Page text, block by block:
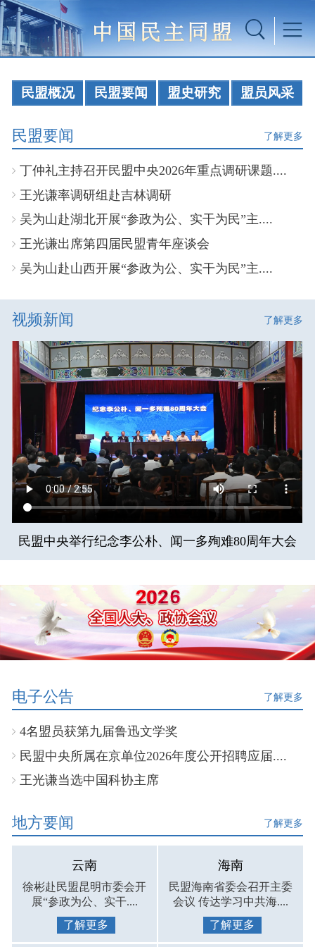
民盟概况 民盟要闻 盟史研究 盟员风采
民盟要闻 了解更多
丁仲礼主持召开民盟中央2026年重点调研课题....
王光谦率调研组赴吉林调研
吴为山赴湖北开展“参政为公、实干为民”主....
王光谦出席第四届民盟青年座谈会
吴为山赴山西开展“参政为公、实干为民”主....
视频新闻 了解更多
民盟中央举行纪念李公朴、闻一多殉难80周年大会
电子公告 了解更多
4名盟员获第九届鲁迅文学奖
民盟中央所属在京单位2026年度公开招聘应届....
王光谦当选中国科协主席
地方要闻 了解更多
云南
徐彬赴民盟昆明市委会开
展“参政为公、实干....
了解更多
海南
民盟海南省委会召开主委
会议 传达学习中共海....
了解更多